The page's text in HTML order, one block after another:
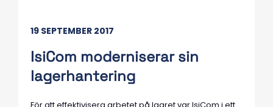
19 SEPTEMBER 2017
IsiCom moderniserar sin
lagerhantering
För att effektivisera arbetet på lagret var IsiCom i ett